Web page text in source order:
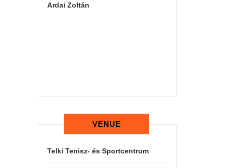
Ardai Zoltán
VENUE
Telki Tenisz- és Sportcentrum